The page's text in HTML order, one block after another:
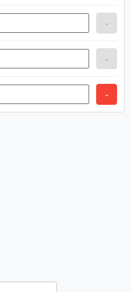
-
-
-